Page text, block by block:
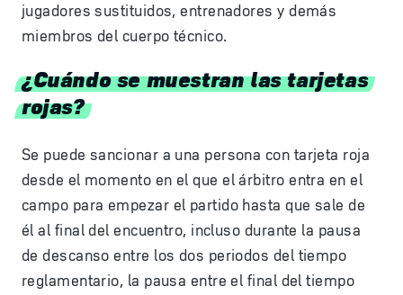
jugadores sustituidos, entrenadores y demás
miembros del cuerpo técnico.
¿Cuándo se muestran las tarjetas
rojas?
Se puede sancionar a una persona con tarjeta roja
desde el momento en el que el árbitro entra en el
campo para empezar el partido hasta que sale de
él al final del encuentro, incluso durante la pausa
de descanso entre los dos periodos del tiempo
reglamentario, la pausa entre el final del tiempo